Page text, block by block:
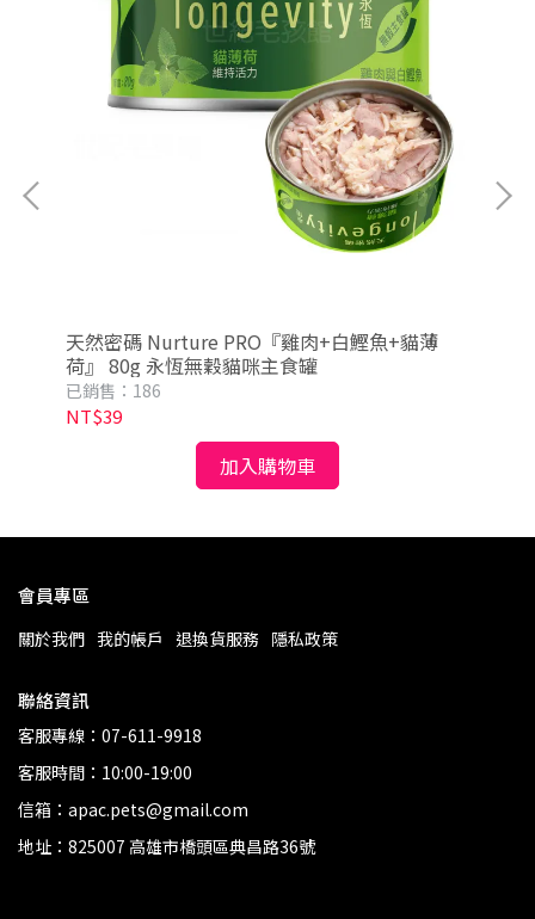
天然密碼 Nurture PRO『雞肉+白鰹魚+貓薄
荷』 80g 永恆無穀貓咪主食罐
已銷售：186
NT$39
加入購物車
會員專區
關於我們 我的帳戶 退換貨服務 隱私政策
聯絡資訊
客服專線：07-611-9918
客服時間：10:00-19:00
信箱：apac.pets@gmail.com
地址：825007 高雄市橋頭區典昌路36號